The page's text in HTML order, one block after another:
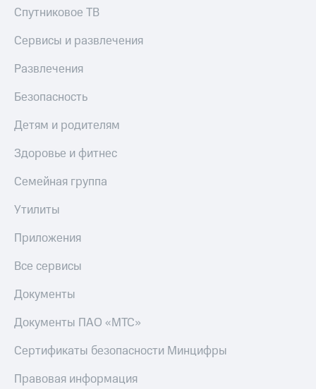
Спутниковое ТВ
Сервисы и развлечения
Развлечения
Безопасность
Детям и родителям
Здоровье и фитнес
Семейная группа
Утилиты
Приложения
Все сервисы
Документы
Документы ПАО «МТС»
Сертификаты безопасности Минцифры
Правовая информация